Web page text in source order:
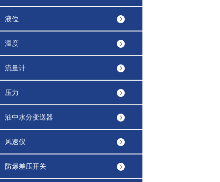
液位
温度
流量计
压力
油中水分变送器
风速仪
防爆差压开关